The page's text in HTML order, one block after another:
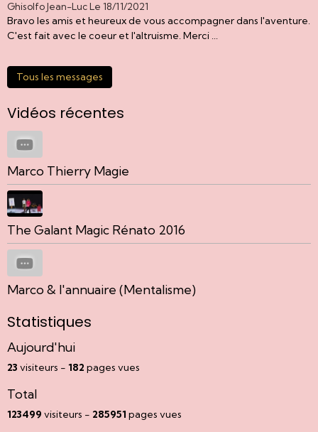
Ghisolfo Jean-LucLe 18/11/2021
Bravo les amis et heureux de vous accompagner dans l'aventure.
C'est fait avec le coeur et l'altruisme. Merci ...
Tous les messages
Vidéos récentes
Marco Thierry Magie
The Galant Magic Rénato 2016
Marco & l'annuaire (Mentalisme)
Statistiques
Aujourd'hui
23 visiteurs - 182 pages vues
Total
123499 visiteurs - 285951 pages vues